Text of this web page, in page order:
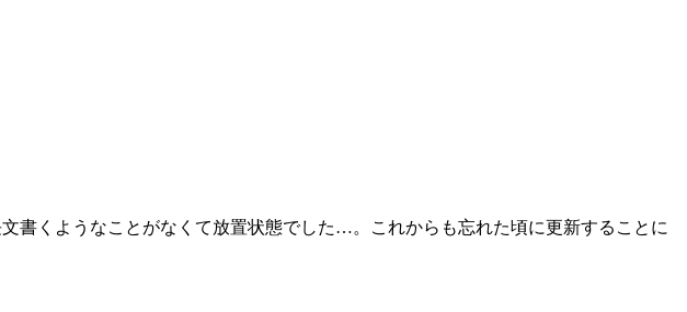
書くようなことがなくて放置状態でした…。これからも忘れた頃に更新することに